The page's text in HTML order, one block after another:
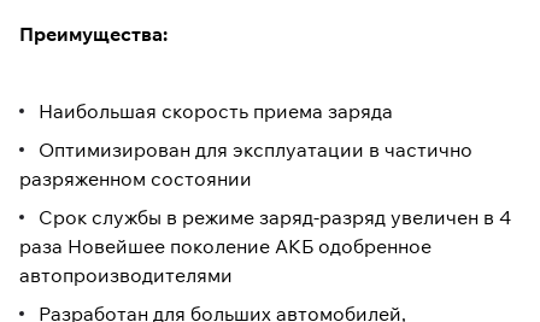
Преимущества:
Наибольшая скорость приема заряда
Оптимизирован для эксплуатации в частично
разряженном состоянии
Срок службы в режиме заряд-разряд увеличен в 4
раза Новейшее поколение АКБ одобренное
автопроизводителями
Разработан для больших автомобилей,